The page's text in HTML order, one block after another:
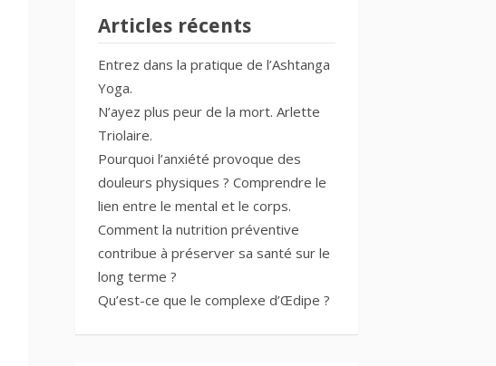
Articles récents
Entrez dans la pratique de l’Ashtanga
Yoga.
N’ayez plus peur de la mort. Arlette
Triolaire.
Pourquoi l’anxiété provoque des
douleurs physiques ? Comprendre le
lien entre le mental et le corps.
Comment la nutrition préventive
contribue à préserver sa santé sur le
long terme ?
Qu’est-ce que le complexe d’Œdipe ?